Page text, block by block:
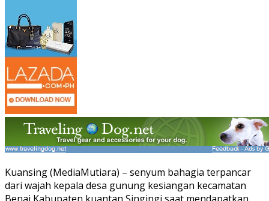
Kuansing (MediaMutiara) – senyum bahagia terpancar
dari wajah kepala desa gunung kesiangan kecamatan